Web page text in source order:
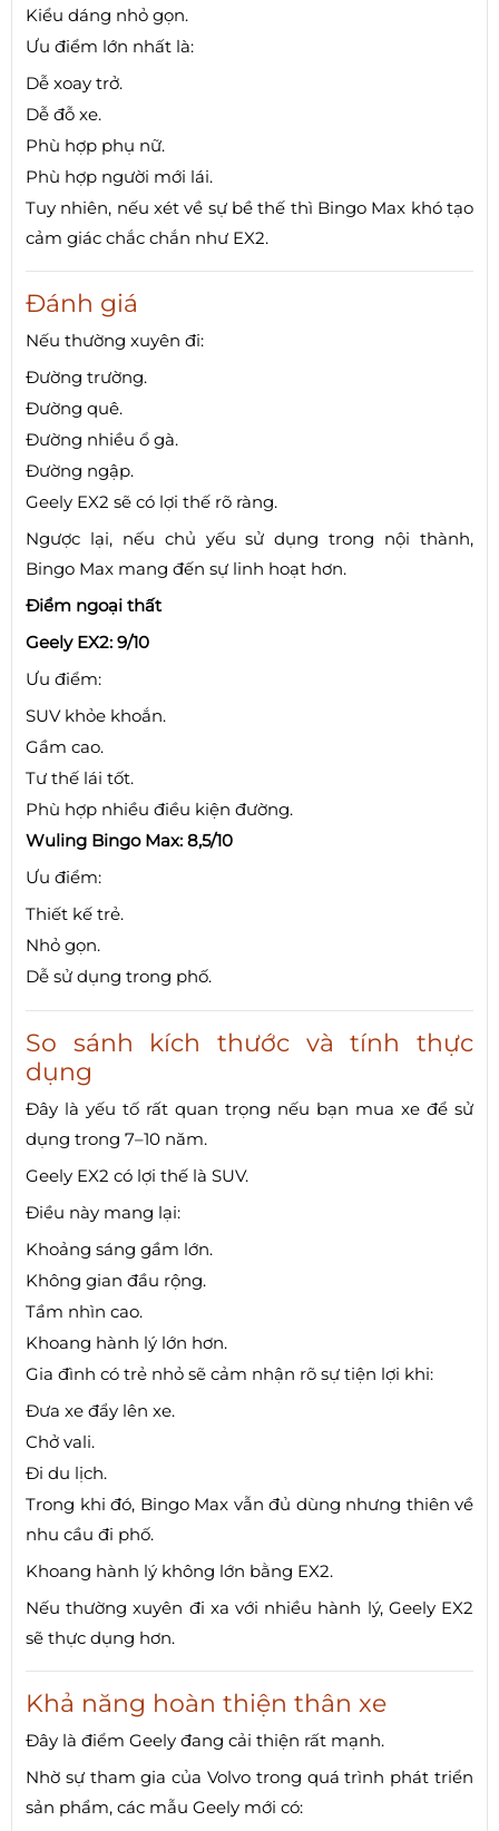
Kiểu dáng nhỏ gọn.
Ưu điểm lớn nhất là:
Dễ xoay trở.
Dễ đỗ xe.
Phù hợp phụ nữ.
Phù hợp người mới lái.
Tuy nhiên, nếu xét về sự bề thế thì Bingo Max khó tạo
cảm giác chắc chắn như EX2.
Đánh giá
Nếu thường xuyên đi:
Đường trường.
Đường quê.
Đường nhiều ổ gà.
Đường ngập.
Geely EX2 sẽ có lợi thế rõ ràng.
Ngược lại, nếu chủ yếu sử dụng trong nội thành,
Bingo Max mang đến sự linh hoạt hơn.
Điểm ngoại thất
Geely EX2: 9/10
Ưu điểm:
SUV khỏe khoắn.
Gầm cao.
Tư thế lái tốt.
Phù hợp nhiều điều kiện đường.
Wuling Bingo Max: 8,5/10
Ưu điểm:
Thiết kế trẻ.
Nhỏ gọn.
Dễ sử dụng trong phố.
So sánh kích thước và tính thực
dụng
Đây là yếu tố rất quan trọng nếu bạn mua xe để sử
dụng trong 7–10 năm.
Geely EX2 có lợi thế là SUV.
Điều này mang lại:
Khoảng sáng gầm lớn.
Không gian đầu rộng.
Tầm nhìn cao.
Khoang hành lý lớn hơn.
Gia đình có trẻ nhỏ sẽ cảm nhận rõ sự tiện lợi khi:
Đưa xe đẩy lên xe.
Chở vali.
Đi du lịch.
Trong khi đó, Bingo Max vẫn đủ dùng nhưng thiên về
nhu cầu đi phố.
Khoang hành lý không lớn bằng EX2.
Nếu thường xuyên đi xa với nhiều hành lý, Geely EX2
sẽ thực dụng hơn.
Khả năng hoàn thiện thân xe
Đây là điểm Geely đang cải thiện rất mạnh.
Nhờ sự tham gia của Volvo trong quá trình phát triển
sản phẩm, các mẫu Geely mới có: